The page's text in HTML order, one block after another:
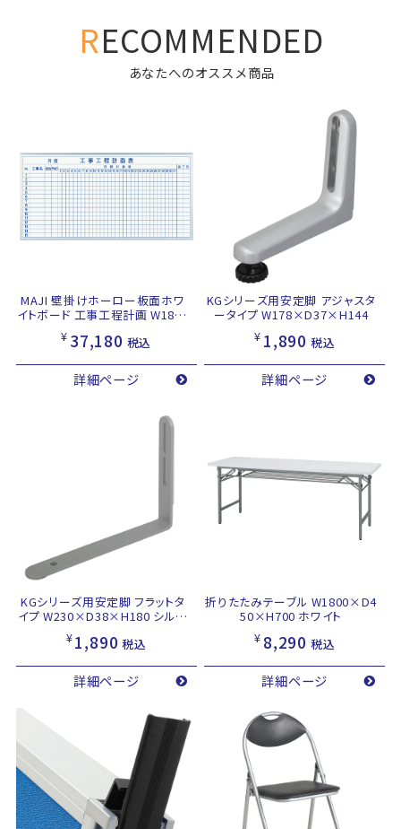
RECOMMENDED
あなたへのオススメ商品
MAJI 壁掛けホーロー板面ホワ
イトボード 工事工程計画 W1810
×H910 ホワイト
¥ 37,180 税込
詳細ページ
KGシリーズ用安定脚 アジャスタ
ータイプ W178×D37×H144
¥ 1,890 税込
詳細ページ
KGシリーズ用安定脚 フラットタ
イプ W230×D38×H180 シルバ
¥1,890 税込
詳細ページ
折りたたみテーブル W1800×D4
50×H700 ホワイト
¥ 8,290 税込
詳細ページ